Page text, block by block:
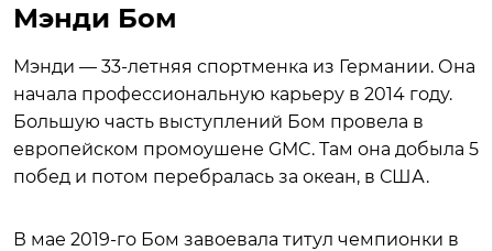
Мэнди Бом
Мэнди — 33-летняя спортменка из Германии. Она
начала профессиональную карьеру в 2014 году.
Большую часть выступлений Бом провела в
европейском промоушене GMC. Там она добыла 5
побед и потом перебралась за океан, в США.
В мае 2019-го Бом завоевала титул чемпионки в